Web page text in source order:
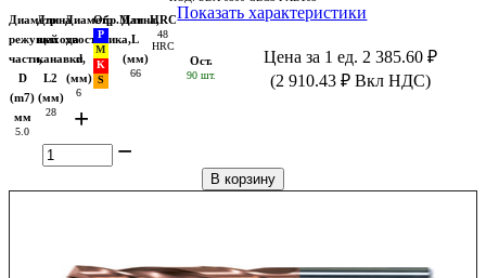
Диаметр
режущей
части,
D
(m7)
мм
5.0
Длина
выхода
канавки,
L2
(мм)
28
Диаметр
хвостовика,
d
(мм)
6
Обр.МатДлина,
L
(мм)
66
HRC
48
HRC
Показать характеристики
Ост.
90 шт.
Цена за 1 ед. 2 385.60 ₽
(2 910.43 ₽ Вкл НДС)
+
−
В корзину